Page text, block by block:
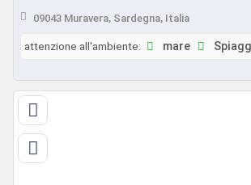
09043 Muravera, Sardegna, Italia
attenzione all'ambiente: mare